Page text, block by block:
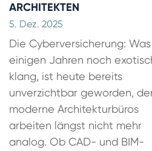
ARCHITEKTEN
5. Dez. 2025
Die Cyberversicherung:
einigen Jahren noch
klang, ist heute bereits
unverzichtbar geworden,
moderne Architekturbüros
arbeiten längst nicht mehr
analog. Ob CAD- und BIM-